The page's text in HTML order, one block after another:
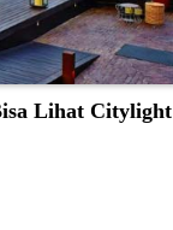
Lihat Citylight